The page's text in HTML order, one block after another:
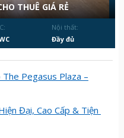
THUÊ GIÁ RẺ
Nội thất:
Đầy đủ
The Pegasus Plaza –
Đại, Cao Cấp & Tiện